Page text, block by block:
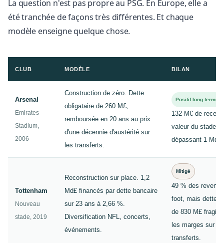
La question n'est pas propre au PSG. En Europe, elle a
été tranchée de façons très différentes. Et chaque
modèle enseigne quelque chose.
CLUB MODÈLE BILAN
Arsenal
Emirates
Stadium,
2006
Construction de zéro. Dette
obligataire de 260 M£,
remboursée en 20 ans au prix
d'une décennie d'austérité sur
les transferts.
Positif long terme
132 M€ de
valeur du stade
dépassant 1 Md£.
Tottenham
Nouveau
stade, 2019
Reconstruction sur place. 1,2
Md£ financés par dette bancaire
sur 23 ans à 2,66 %.
Diversification NFL, concerts,
événements.
Mitigé
49 % des
foot, mais dette
de 830 M£
les marges sur
transferts.